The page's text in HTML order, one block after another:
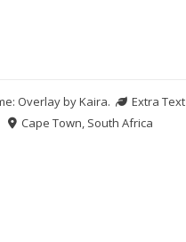
Overlay byKaira.
Extra Text
Cape Town, South Africa